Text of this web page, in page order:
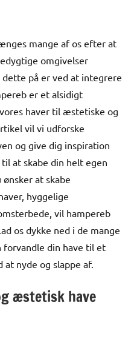
mange af os efter at
omgivelser
dette på er ved at integrere
er et alsidigt
haver til æstetiske og
vil vi udforske
og give dig inspiration
at skabe din helt egen
at skabe
hyggelige
vil hampereb
os dykke ned i de mange
forvandle din have til et
nyde og slappe af.
æstetisk have